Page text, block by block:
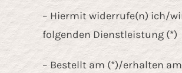
– Hiermit widerrufe(n) ich/
folgenden Dienstleistung (*)
– Bestellt am (*)/erhalten